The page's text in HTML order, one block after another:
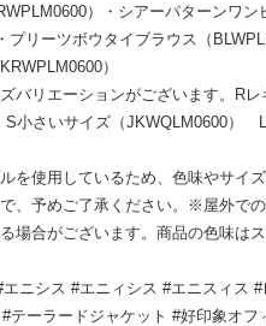
）・シアーパターンワン
プリーツボウタイブラウス（
）
バリエーションがございます。R
S小さいサイズ（JKWQLM0600）
を使用しているため、色味やサイ
、予めご了承ください。※屋外で
場合がございます。商品の色味は
ニシス #エニィシス #エニスィス
テーラードジャケット #好印象オフ